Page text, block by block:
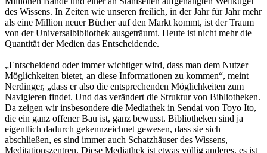
des Wissens. In Zeiten wie unseren freilich, in der Jahr für Jahr mehr
als eine Million neuer Bücher auf den Markt kommt, ist der Traum
von der Universalbibliothek ausgeträumt. Heute ist nicht mehr die
Quantität der Medien das Entscheidende.
„Entscheidend oder immer wichtiger wird, dass man dem Nutzer
Möglichkeiten bietet, an diese Informationen zu kommen“, meint
Nerdinger, „dass er also die entsprechenden Möglichkeiten zum
Navigieren findet. Und das verändert die Struktur von Bibliotheken.
Da zeigen wir insbesondere die Mediathek in Sendai von Toyo Ito,
die ein ganz offener Bau ist, ganz bewusst. Bibliotheken sind ja
eigentlich dadurch gekennzeichnet gewesen, dass sie sich
abschließen, es sind immer auch Schatzhäuser des Wissens,
Meditationszentren. Diese Mediathek ist etwas völlig anderes, es ist